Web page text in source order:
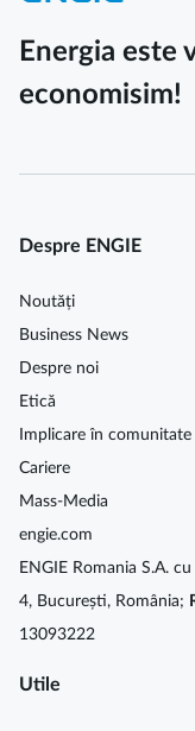
Energia este
economisim!
Despre ENGIE
Noutăți
Business News
Despre noi
Etică
Implicare în comunitate
Cariere
Mass-Media
engie.com
ENGIE Romania S.A. cu
4, București, România;
13093222
Utile